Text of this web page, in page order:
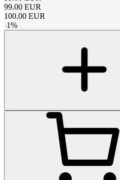
99.00 EUR
100.00 EUR
-1%